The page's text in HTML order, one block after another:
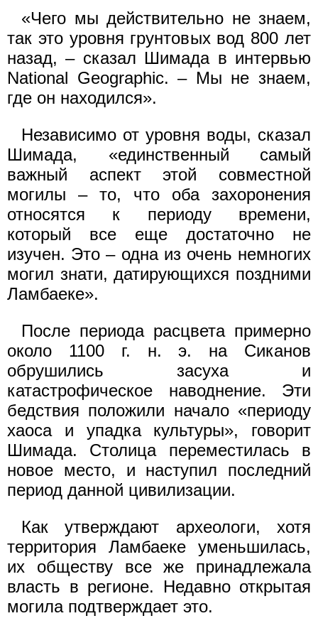
«Чего мы действительно не знаем,
так это уровня грунтовых вод 800 лет
назад, – сказал Шимада в интервью
National Geographic. – Мы не знаем,
где он находился».
Независимо от уровня воды, сказал
Шимада, «единственный самый
важный аспект этой совместной
могилы – то, что оба захоронения
относятся к периоду времени,
который все еще достаточно не
изучен. Это – одна из очень немногих
могил знати, датирующихся поздними
Ламбаеке».
После периода расцвета примерно
около 1100 г. н. э. на Сиканов
обрушились засуха и
катастрофическое наводнение. Эти
бедствия положили начало «периоду
хаоса и упадка культуры», говорит
Шимада. Столица переместилась в
новое место, и наступил последний
период данной цивилизации.
Как утверждают археологи, хотя
территория Ламбаеке уменьшилась,
их обществу все же принадлежала
власть в регионе. Недавно открытая
могила подтверждает это.